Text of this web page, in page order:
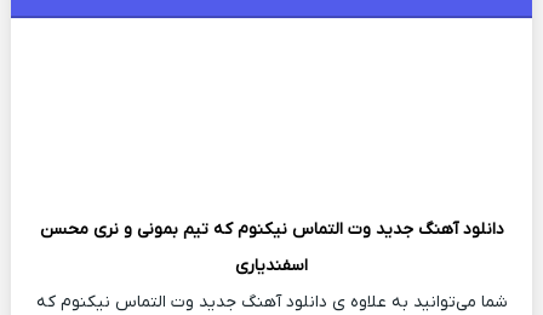
دانلود آهنگ جدید وت التماس نیکنوم که تیم بمونی و نریمحسن
اسفندیاری
شما می‌توانید به علاوه ی دانلود آهنگ جدید وت التماس نیکنوم که